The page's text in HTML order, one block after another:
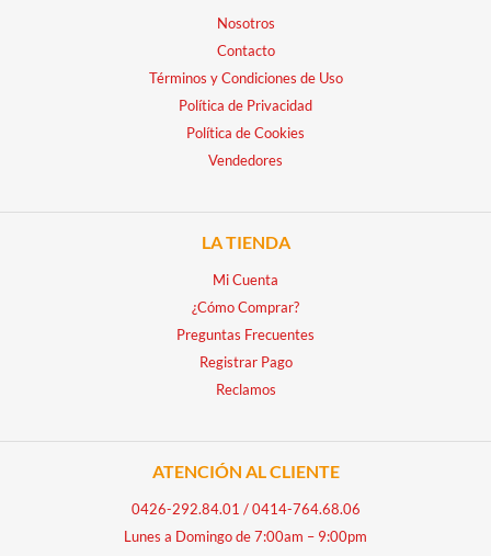
Nosotros
Contacto
Términos y Condiciones de Uso
Política de Privacidad
Política de Cookies
Vendedores
LA TIENDA
Mi Cuenta
¿Cómo Comprar?
Preguntas Frecuentes
Registrar Pago
Reclamos
ATENCIÓN AL CLIENTE
0426-292.84.01 /0414-764.68.06
Lunes a Domingo de 7:00am – 9:00pm